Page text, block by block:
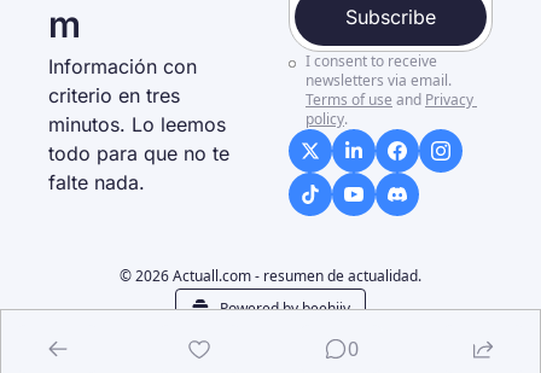
m
Información con
criterio en tres
minutos. Lo leemos
todo para que no te
falte nada.
Subscribe
I consent to receive
newsletters via email.
Terms of use and Privacy
policy.
© 2026 Actuall.com - resumen de actualidad.
Powered by beehiiv
0